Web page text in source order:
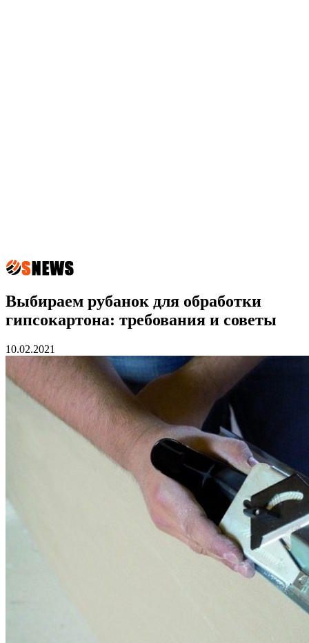
Выбираем рубанок для обработки
гипсокартона: требования и советы
10.02.2021